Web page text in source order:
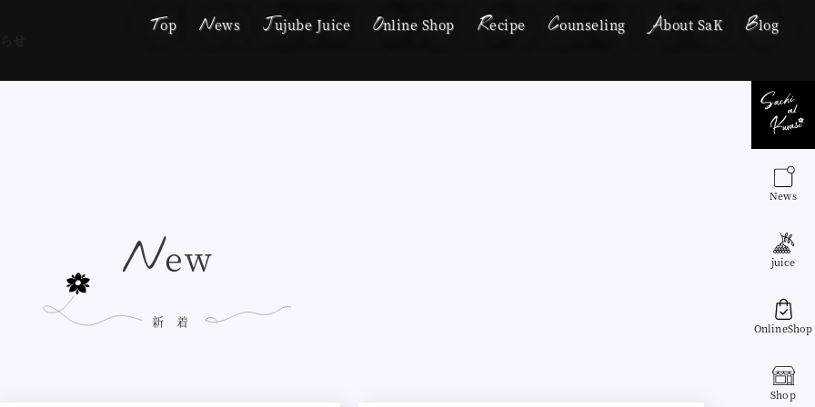
Top News Jujube Juice Online Shop Recipe Counseling About SaK Blog
News
juice
OnlineShop
Shop
New
新着